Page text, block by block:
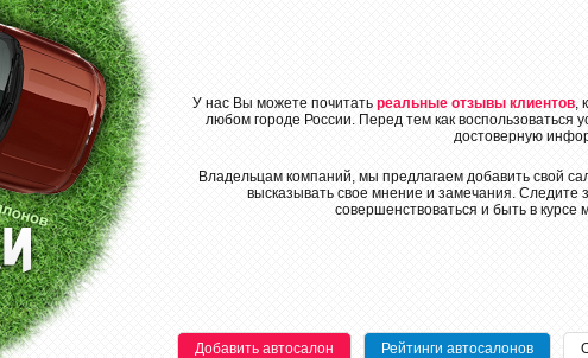
У нас Вы можете почитать реальные отзывы клиентов,
любом городе России. Перед тем как воспользоваться
достоверную
Владельцам компаний, мы предлагаем добавить свой
высказывать свое мнение и замечания. Следите
совершенствоваться и быть в
Добавить автосалон Рейтинги автосалонов